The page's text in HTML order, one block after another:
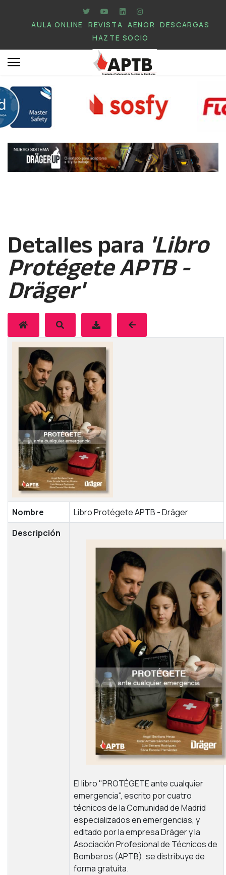
AULA ONLINE REVISTA AENOR
DESCARGAS
HAZTE SOCIO
Detalles para 'Libro
Protégete APTB -
Dräger'
Nombre
Libro Protégete APTB - Dräger
Descripción
El libro "PROTÉGETE ante cualquier
emergencia", escrito por cuatro
técnicos de la Comunidad de Madrid
especializados en emergencias, y
editado por la empresa Dräger y la
Asociación Profesional de Técnicos de
Bomberos (APTB), se distribuye de
forma gratuita.